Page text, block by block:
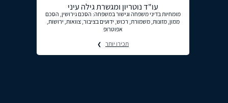
עו"ד נוטריון ומגשרת גילה עיני
מומחיות בדיני משפחה וגישור במשפחה: הסכם גירושין, הסכם
ממון, מזונות, משמורת, רכוש, ידועים בציבור, צוואות, ירושות,
אפוטרופ
תכירו יותר